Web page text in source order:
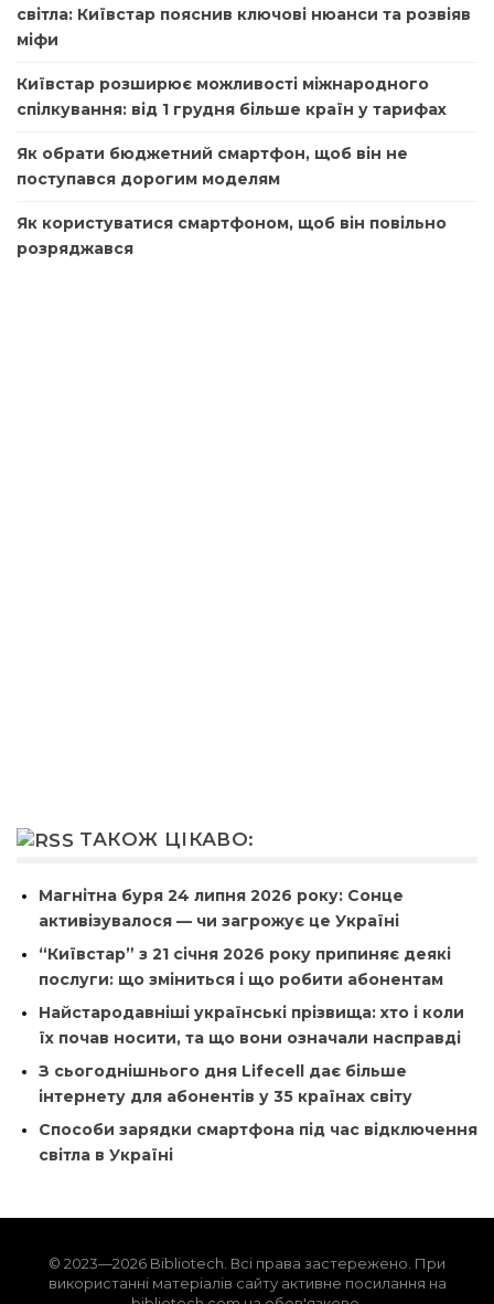
світла: Київстар пояснив ключові нюанси та розвіяв
міфи
Київстар розширює можливості міжнародного
спілкування: від 1 грудня більше країн у тарифах
Як обрати бюджетний смартфон, щоб він не
поступався дорогим моделям
Як користуватися смартфоном, щоб він повільно
розряджався
ТАКОЖ ЦІКАВО:
Магнітна буря 24 липня 2026 року: Сонце
активізувалося — чи загрожує це Україні
“Київстар” з 21 січня 2026 року припиняє деякі
послуги: що зміниться і що робити абонентам
Найстародавніші українські прізвища: хто і коли
їх почав носити, та що вони означали насправді
З сьогоднішнього дня Lifecell дає більше
інтернету для абонентів у 35 країнах світу
Способи зарядки смартфона під час відключення
світла в Україні
© 2023—2026 Bibliotech. Всі права застережено. При
використанні матеріалів сайту активне посилання на